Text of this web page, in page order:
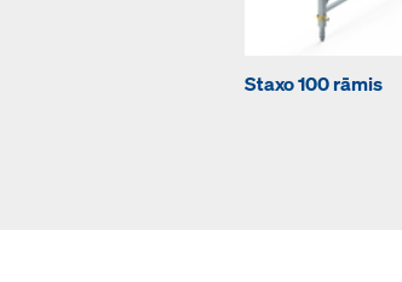
Staxo 100 rāmis